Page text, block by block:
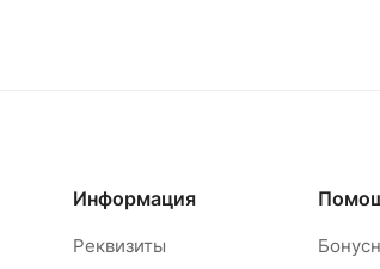
Информация
Реквизиты